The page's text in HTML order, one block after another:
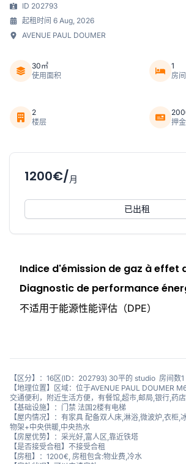
ID 202793
起租时间 6 Aug, 2026
AVENUE PAUL DOUMER
30㎡
使用面积
1
房
2
楼层
押金
1200€/月
已出租
Indice d'émission de gaz à effet
Diagnostic de performance
不适用于能源性能评估（DPE）
【区分】：16区(ID：202793) 30平的 studio 房间数
【地理位置】区域：位于AVENUE PAUL DOUMER
交通便利，附近生活方便，有餐馆,超市,邮局,银行,药店
【基础设施】：门禁 法国2楼有电梯
【屋内情况】：有家具 配备双人床,淋浴,微波炉,衣柜,
物架+中央供暖,中央热水
【房屋优势】：采光好,富人区,靠近铁塔
【是否接受合租】不接受合租
【房租】：1200€, 房租包含:物业费,冷水